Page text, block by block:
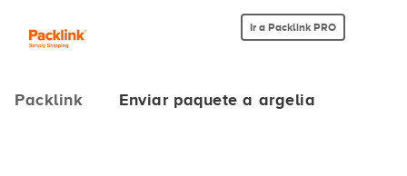
Ir a Packlink PRO
Packlink Enviar paquete a argelia